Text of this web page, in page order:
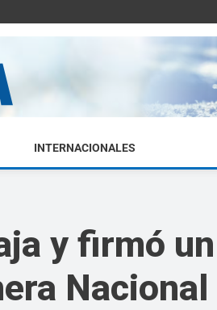
INTERNACIONALES
y firmó un
Nacional